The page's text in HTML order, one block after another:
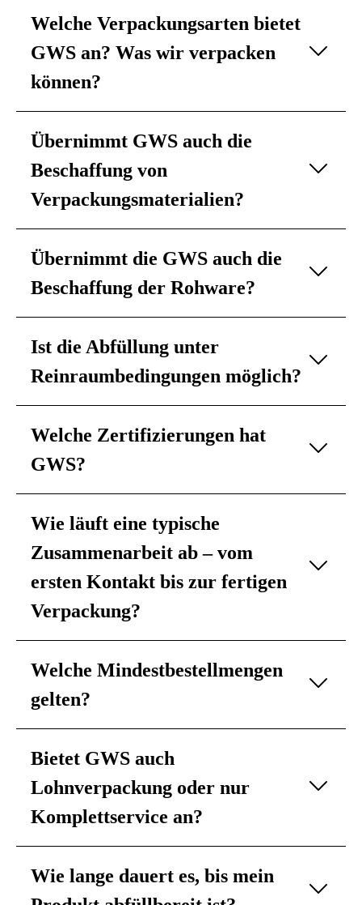
Welche Verpackungsarten bietet
GWS an? Was wir verpacken
können?
Übernimmt GWS auch die
Beschaffung von
Verpackungsmaterialien?
Übernimmt die GWS auch die
Beschaffung der Rohware?
Ist die Abfüllung unter
Reinraumbedingungen möglich?
Welche Zertifizierungen hat
GWS?
Wie läuft eine typische
Zusammenarbeit ab – vom
ersten Kontakt bis zur fertigen
Verpackung?
Welche Mindestbestellmengen
gelten?
Bietet GWS auch
Lohnverpackung oder nur
Komplettservice an?
Wie lange dauert es, bis mein